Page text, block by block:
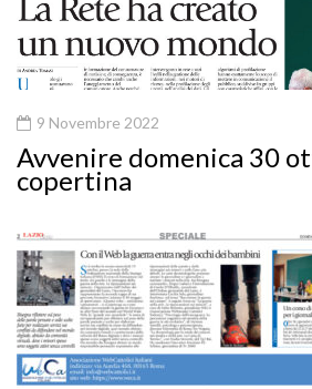
9 Novembre 2022
Avvenire domenica 30
copertina